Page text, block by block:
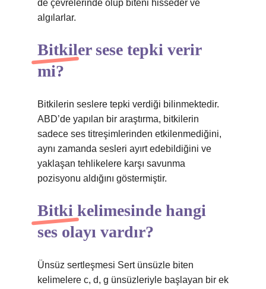
de çevrelerinde olup biteni hisseder ve
algılarlar.
Bitkiler sese tepki verir
mi?
Bitkilerin seslere tepki verdiği bilinmektedir.
ABD’de yapılan bir araştırma, bitkilerin
sadece ses titreşimlerinden etkilenmediğini,
aynı zamanda sesleri ayırt edebildiğini ve
yaklaşan tehlikelere karşı savunma
pozisyonu aldığını göstermiştir.
Bitki kelimesinde hangi
ses olayı vardır?
Ünsüz sertleşmesi Sert ünsüzle biten
kelimelere c, d, g ünsüzleriyle başlayan bir ek